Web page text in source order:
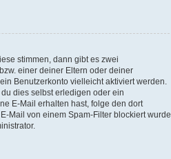
stimmen, dann gibt es zwei
einer deiner Eltern oder deiner
Benutzerkonto vielleicht aktiviert werden.
dies selbst erledigen oder ein
E-Mail erhalten hast, folge den dort
Mail von einem Spam-Filter blockiert wurde.